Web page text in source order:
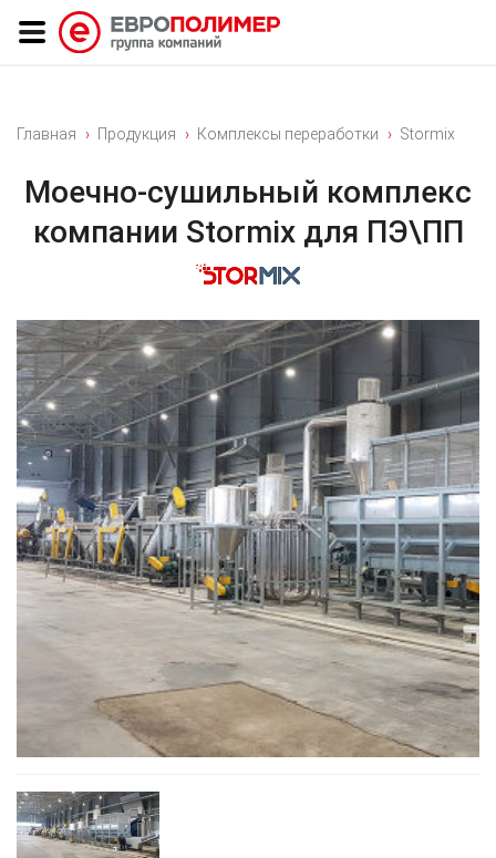
Главная Продукция Комплексы переработки Stormix
Моечно-сушильный комплекс
компании Stormix для ПЭ\ПП